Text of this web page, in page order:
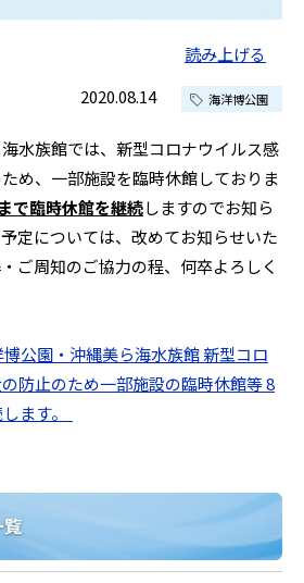
読み上げる
2020.08.14
海洋博公園
水族館では、新型コロナウイルス感
め、一部施設を臨時休館しておりま
で臨時休館を継続しますのでお知ら
定については、改めてお知らせいた
ご周知のご協力の程、何卒よろしく
公園・沖縄美ら海水族館 新型コロ
防止のため一部施設の臨時休館等 8
ます。
覧